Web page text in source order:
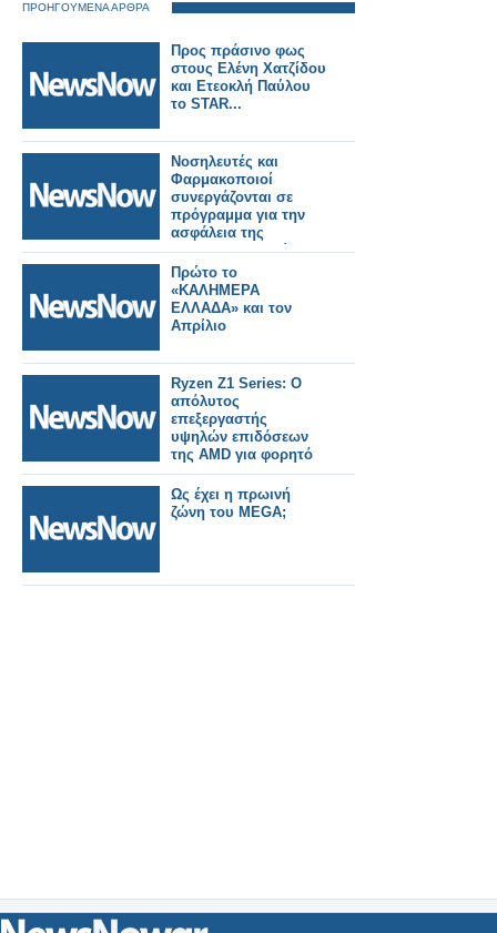
ΠΡΟΗΓΟΥΜΕΝΑ ΑΡΘΡΑ
Προς πράσινο φως
στους Ελένη Χατζίδου
και Ετεοκλή Παύλου
το STAR...
Νοσηλευτές και
Φαρμακοποιοί
συνεργάζονται σε
πρόγραμμα για την
ασφάλεια της
φαρμακοθεραπείας
Πρώτο το
«ΚΑΛΗΜΕΡΑ
ΕΛΛΑΔΑ» και τον
Απρίλιο
Ryzen Z1 Series: Ο
απόλυτος
επεξεργαστής
υψηλών επιδόσεων
της AMD για φορητό
PC gamin
Ως έχει η πρωινή
ζώνη του MEGA;